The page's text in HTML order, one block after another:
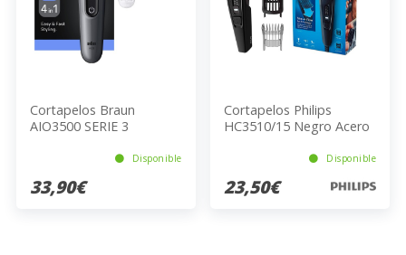
Cortapelos Braun
AIO3500 SERIE 3
Disponible
33,90€
Cortapelos Philips
HC3510/15 Negro Acero
Disponible
23,50€